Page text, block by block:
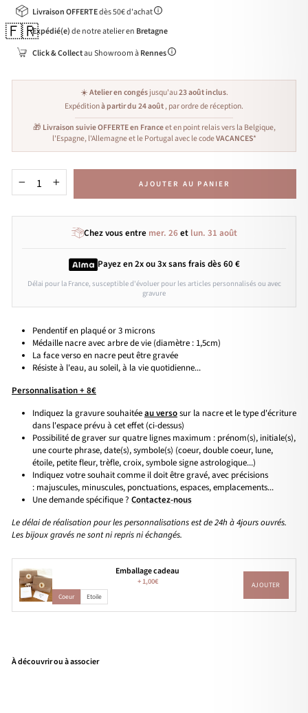
Livraison OFFERTEdès 50€ d'achat
🇫🇷Expédié(e)de notre atelier en Bretagne
Click & Collectau Showroom àRennes
☀️Atelier en congésjusqu'au23 août inclus.
Expéditionà partir du 24 août, par ordre de réception.
🎁 Livraison suivie OFFERTE en Franceet en point relais vers la Belgique,
l'Espagne, l'Allemagne et le Portugal avec le codeVACANCES*
+ AJOUTER AU PANIER
Chez vous entre mer. 26et lun. 31 août
Payez en 2x ou 3xsans fraisdès 60 €
Délai pour la France, susceptible d'évoluer pour les articles personnalisés ou avec
gravure
Pendentif en plaqué or 3 microns
Médaille nacre avec arbre de vie (diamètre : 1,5cm)
La face verso en nacre peut être gravée
Résiste à l'eau, au soleil, à la vie quotidienne...
Personnalisation + 8€
Indiquez la gravure souhaitéeau versosur la nacre et le type d'écriture
dans l'espace prévu à cet effet (ci-dessus)
Possibilité de graver sur quatre lignes maximum : prénom(s), initiale(s),
une courte phrase, date(s), symbole(s) (coeur, double coeur, lune,
étoile, petite fleur, trèfle, croix, symbole signe astrologique...)
Indiquez votre souhait comme il doit être gravé, avec précisions
: majuscules, minuscules, ponctuations, espaces, emplacements...
Une demande spécifique ? Contactez-nous
Le délai de réalisation pour les personnalisations est de 24h à 4jours ouvrés.
Les bijoux gravés ne sont ni repris ni échangés.
Emballage cadeau
+1,00€
Coeur Etoile
AJOUTER
À découvrir ou à associer